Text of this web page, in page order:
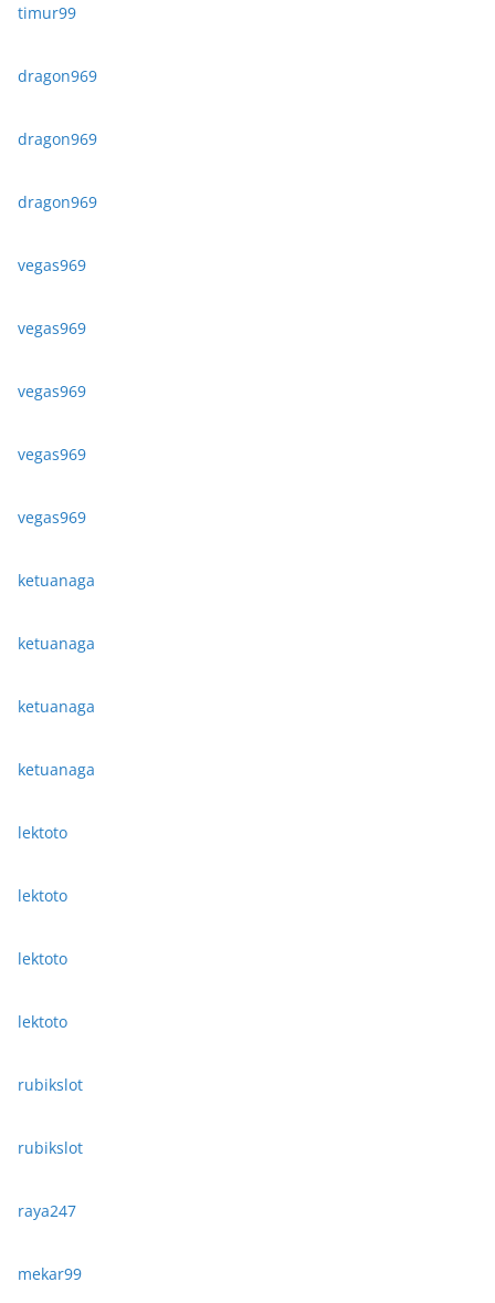
timur99
dragon969
dragon969
dragon969
vegas969
vegas969
vegas969
vegas969
vegas969
ketuanaga
ketuanaga
ketuanaga
ketuanaga
lektoto
lektoto
lektoto
lektoto
rubikslot
rubikslot
raya247
mekar99